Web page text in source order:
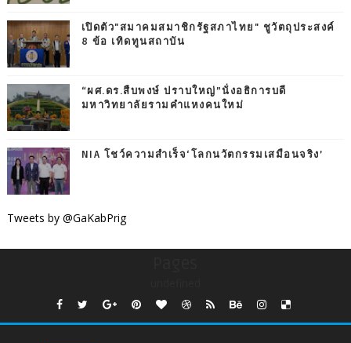
เปิดตัว"สมาคมสมาชิกรัฐสภาไทย" ชูวัตถุประสงค์
8 ข้อ เทิดทูนสถาบัน
“ผศ.ดร.สืบพงษ์ ปราบใหญ่”นั่งอธิการบดี
มหาวิทยาลัยรามคำแหงคนใหม่
NIA โชว์ความสำเร็จ‘โลกนวัตกรรมเสมือนจริง’
Tweets by @GaKabPrig